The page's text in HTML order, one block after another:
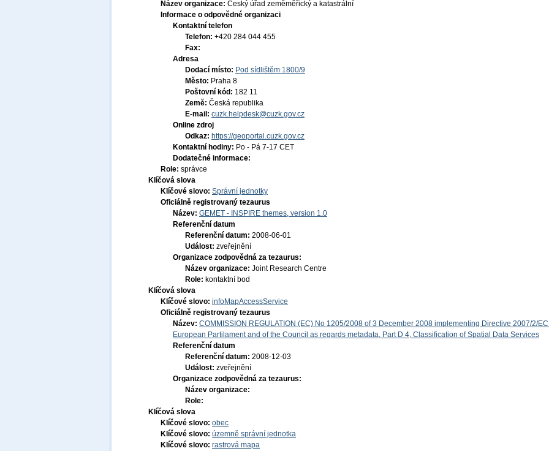
Název organizace: Český úřad zeměměřický a katastrální
Informace o odpovědné organizaci
Kontaktní telefon
Telefon: +420 284 044 455
Fax:
Adresa
Dodací místo: Pod sídlištěm 1800/9
Město: Praha 8
Poštovní kód: 182 11
Země: Česká republika
E-mail: cuzk.helpdesk@cuzk.gov.cz
Online zdroj
Odkaz: https://geoportal.cuzk.gov.cz
Kontaktní hodiny: Po - Pá 7-17 CET
Dodatečné informace:
Role: správce
Klíčová slova
Klíčové slovo: Správní jednotky
Oficiálně registrovaný tezaurus
Název: GEMET - INSPIRE themes, version 1.0
Referenční datum
Referenční datum: 2008-06-01
Událost: zveřejnění
Organizace zodpovědná za tezaurus:
Název organizace: Joint Research Centre
Role: kontaktní bod
Klíčová slova
Klíčové slovo: infoMapAccessService
Oficiálně registrovaný tezaurus
Název: COMMISSION REGULATION (EC) No 1205/2008 of 3 December 2008 implementing Directive 2007/2/EC
European Partilament and of the Council as regards metadata, Part D 4, Classification of Spatial Data Services
Referenční datum
Referenční datum: 2008-12-03
Událost: zveřejnění
Organizace zodpovědná za tezaurus:
Název organizace:
Role:
Klíčová slova
Klíčové slovo: obec
Klíčové slovo: územně správní jednotka
Klíčové slovo: rastrová mapa